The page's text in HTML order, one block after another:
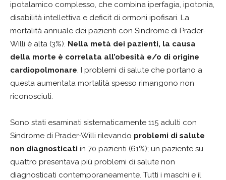
ipotalamico complesso, che combina iperfagia, ipotonia,
disabilità intellettiva e deficit di ormoni ipofisari. La
mortalità annuale dei pazienti con Sindrome di Prader-
Willi è alta (3%). Nella metà dei pazienti, la causa
della morte è correlata all’obesità e/o di origine
cardiopolmonare. I problemi di salute che portano a
questa aumentata mortalità spesso rimangono non
riconosciuti.
Sono stati esaminati sistematicamente 115 adulti con
Sindrome di Prader-Willi rilevando problemi di salute
non diagnosticati in 70 pazienti (61%); un paziente su
quattro presentava più problemi di salute non
diagnosticati contemporaneamente. Tutti i maschi e il